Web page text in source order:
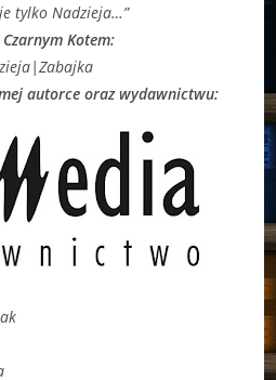
tylko Nadzieja…”
Kotem:
autorce oraz wydawnictwu: